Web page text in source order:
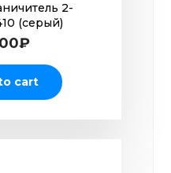
2-
(серый)
₽
cart